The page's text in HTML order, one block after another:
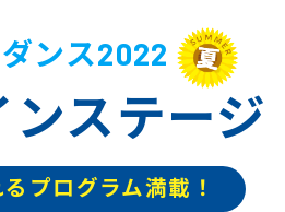
ンス2022
ステージ
プログラム満載！